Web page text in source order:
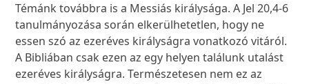
Témánk továbbra is a Messiás királysága. A Jel 20,4-6
tanulmányozása során elkerülhetetlen, hogy ne
essen szó az ezeréves királyságra vonatkozó vitáról.
A Bibliában csak ezen az egy helyen találunk utalást
ezeréves királyságra. Természetesen nem ez az